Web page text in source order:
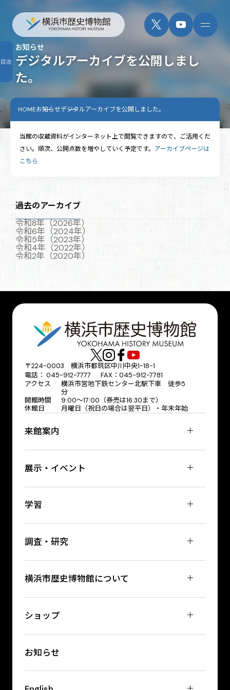
デジタルアーカイブを公開しまし
た。
お知らせ
HOMEお知らせデジタルアーカイブを公開しました。
当館の収蔵資料がインターネット上で閲覧できますので、ご活用くだ
さい。順次、公開点数を増やしていく予定です。 アーカイブページは
こちら
目次
過去のアーカイブ
令和8年（2026年）
令和6年（2024年）
令和5年（2023年）
令和4年（2022年）
令和2年（2020年）
〒224-0003 横浜市都筑区中川中央1-18-1
電話： 045-912-7777 FAX：045-912-7781
アクセス
横浜市営地下鉄センター北駅下車 徒歩5
分
開館時間
9:00〜17:00（券売は16:30まで）
休館日
月曜日（祝日の場合は翌平日）・年末年始
来館案内
展示・イベント
学習
調査・研究
横浜市歴史博物館について
ショップ
お知らせ